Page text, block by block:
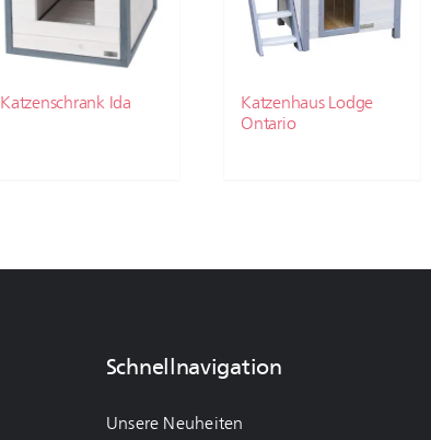
Katzenschrank Ida
Katzenhaus Lodge
Ontario
Schnellnavigation
Unsere Neuheiten